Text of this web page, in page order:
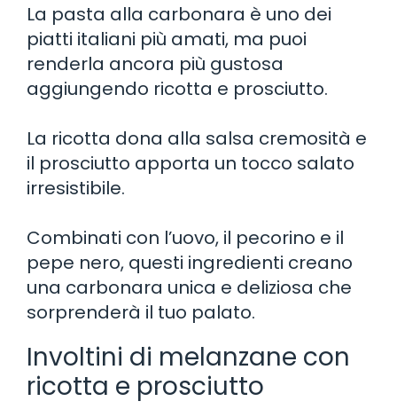
La pasta alla carbonara è uno dei
piatti italiani più amati, ma puoi
renderla ancora più gustosa
aggiungendo ricotta e prosciutto.
La ricotta dona alla salsa cremosità e
il prosciutto apporta un tocco salato
irresistibile.
Combinati con l’uovo, il pecorino e il
pepe nero, questi ingredienti creano
una carbonara unica e deliziosa che
sorprenderà il tuo palato.
Involtini di melanzane con
ricotta e prosciutto